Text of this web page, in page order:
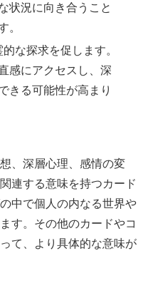
状況に向き合うこと
。
な探求を促します。
感にアクセスし、深
きる可能性が高まり
、深層心理、感情の変
連する意味を持つカード
中で個人の内なる世界や
す。その他のカードやコ
て、より具体的な意味が